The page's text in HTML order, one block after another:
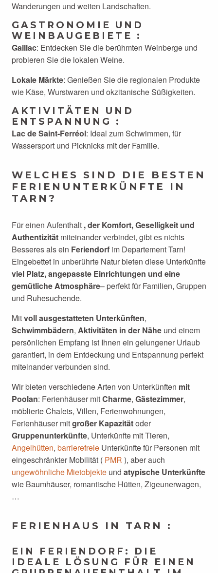
Wanderungen und weiten Landschaften.
GASTRONOMIE UND
WEINBAUGEBIETE :
Gaillac: Entdecken Sie die berühmten Weinberge und
probieren Sie die lokalen Weine.
Lokale Märkte: Genießen Sie die regionalen Produkte
wie Käse, Wurstwaren und okzitanische Süßigkeiten.
AKTIVITÄTEN UND
ENTSPANNUNG :
Lac de Saint-Ferréol: Ideal zum Schwimmen, für
Wassersport und Picknicks mit der Familie.
WELCHES SIND DIE BESTEN
FERIENUNTERKÜNFTE IN
TARN?
Für einen Aufenthalt , der Komfort, Geselligkeit und
Authentizität miteinander verbindet, gibt es nichts
Besseres als ein Feriendorf im Departement Tarn!
Eingebettet in unberührte Natur bieten diese Unterkünfte
viel Platz, angepasste Einrichtungen und eine
gemütliche Atmosphäre– perfekt für Familien, Gruppen
und Ruhesuchende.
Mitvoll ausgestatteten Unterkünften,
Schwimmbädern, Aktivitäten in der Nähe und einem
persönlichen Empfang ist Ihnen ein gelungener Urlaub
garantiert, in dem Entdeckung und Entspannung perfekt
miteinander verbunden sind.
Wir bieten verschiedene Arten von Unterkünften mit
Poolan: Ferienhäuser mitCharme, Gästezimmer,
möblierte Chalets, Villen, Ferienwohnungen,
Ferienhäuser mitgroßer Kapazitätoder
Gruppenunterkünfte, Unterkünfte mit Tieren,
Angelhütten, barrierefreie Unterkünfte für Personen mit
eingeschränkter Mobilität ( PMR ), aber auch
ungewöhnliche Mietobjekte und atypische Unterkünfte
wie Baumhäuser, romantische Hütten, Zigeunerwagen,
…
FERIENHAUS IN TARN :
EIN FERIENDORF: DIE
IDEALE LÖSUNG FÜR EINEN